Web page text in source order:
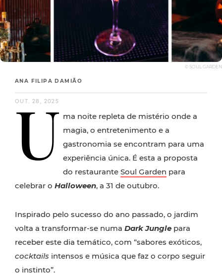
© SOUL GARDEN
ANA FILIPA DAMIÃO
OUT. 28, 2025
U ma noite repleta de mistério onde a
magia, o entretenimento e a
gastronomia se encontram para uma
experiência única. É esta a proposta
do restaurante Soul Garden para
celebrar o Halloween, a 31 de outubro.
Inspirado pelo sucesso do ano passado, o jardim
volta a transformar-se numa Dark Jungle para
receber este dia temático, com “sabores exóticos,
cocktails intensos e música que faz o corpo seguir
o instinto”.